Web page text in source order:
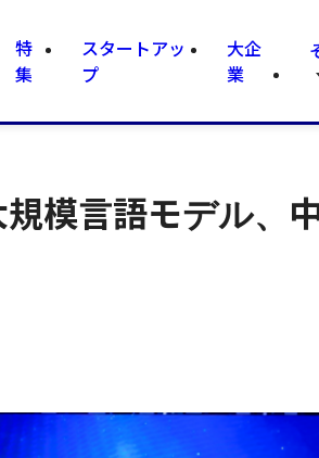
特
集
スタートアッ
プ
大企
業
模言語モデル、